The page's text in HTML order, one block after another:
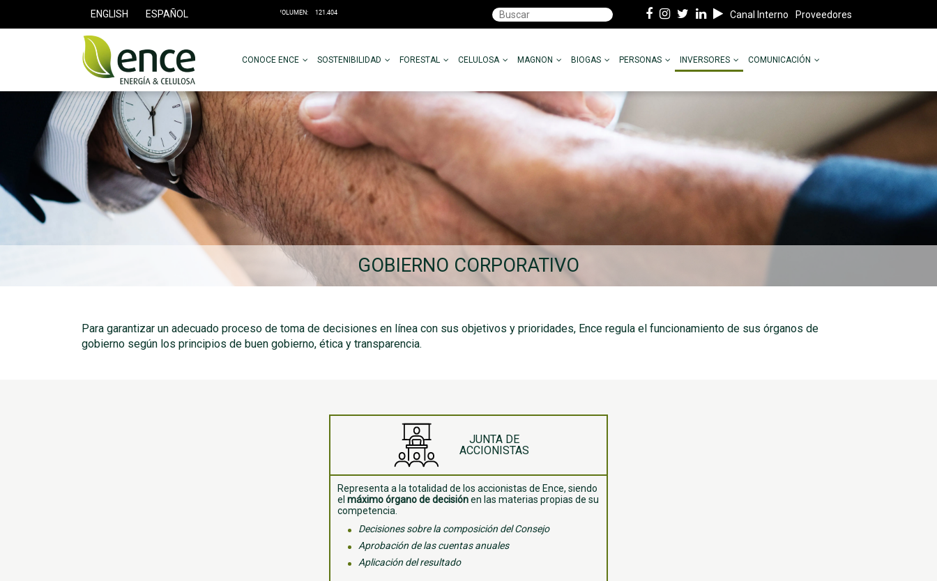
ENGLISH ESPAÑOL Canal Interno Proveedores
CONOCE ENCE SOSTENIBILIDAD FORESTAL CELULOSA MAGNON BIOGAS PERSONAS INVERSORES COMUNICACIÓN
GOBIERNO CORPORATIVO
Para garantizar un adecuado proceso de toma de decisiones en línea con sus objetivos y prioridades, Ence regula el funcionamiento de sus órganos de
gobierno según los principios de buen gobierno, ética y transparencia.
JUNTA DE
ACCIONISTAS
Representa a la totalidad de los accionistas de Ence, siendo
el máximo órgano de decisiónen las materias propias de su
competencia.
Decisiones sobre la composición del Consejo
Aprobación de las cuentas anuales
Aplicación del resultado